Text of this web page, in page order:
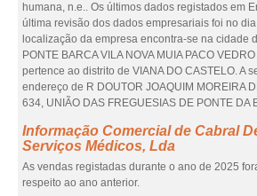
humana, n.e.. Os últimos dados registados em
última revisão dos dados empresariais foi no
localização da empresa encontra-se na cidade
PONTE BARCA VILA NOVA MUIA PACO
pertence ao distrito de VIANA DO CASTELO. A
endereço de R DOUTOR JOAQUIM MOREIRA
634, UNIÃO DAS FREGUESIAS DE PONTE DA
Informação Comercial de Cabral
Serviços Médicos, Lda
As vendas registadas durante o ano de 2025
respeito ao ano anterior.